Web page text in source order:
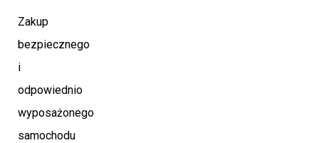
Zakup
bezpiecznego
i
odpowiednio
wyposażonego
samochodu